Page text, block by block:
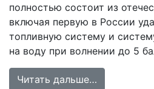
полностью состоит из
включая первую в России
топливную систему и
на воду при волнении до 5
Читать дальше…